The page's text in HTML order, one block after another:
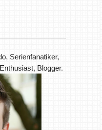
Serienfanatiker,
Blogger.